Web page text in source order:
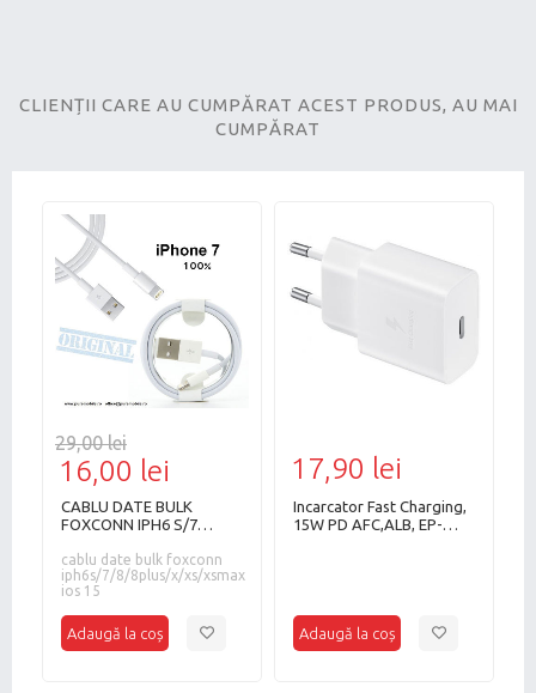
CLIENȚII CARE AU CUMPĂRAT ACEST PRODUS, AU MAI
CUMPĂRAT
29,00 lei
16,00 lei
CABLU DATE BULK
FOXCONN IPH6 S/7
IOS 15
cablu date bulk foxconn
iph6s/7/8/8plus/x/xs/xsmax
ios 15
17,90 lei
Incarcator Fast Charging,
15W PD AFC,ALB, EP-